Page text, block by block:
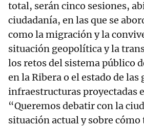
total, serán cinco sesiones,
ciudadanía, en las que se
como la migración y la
situación geopolítica y la
los retos del sistema público
en la Ribera o el estado de las
infraestructuras proyectadas
“Queremos debatir con la
situación actual y sobre